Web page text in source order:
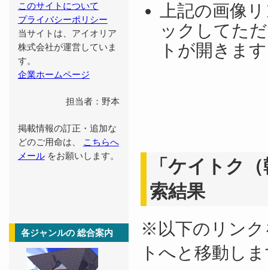
上記の画像
ックしてた
トが開きま
「ケイトク
索結果
※以下のリンク
トへと移動し
このサイトについて
プライバシーポリシー
当サイトは、アイオリア
株式会社が運営していま
す。
企業ホームページ
担当者：野本
掲載情報の訂正・追加な
どのご用命は、
こちらへ
メールをお願いします。
各ジャンルの 総合案内